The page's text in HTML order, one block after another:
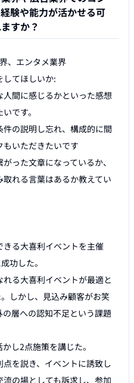
験や能力が活かせる可
すか？
、エンタメ業界
してほしいか:
間に感じるかといった感想
です。
件の説明し忘れ、構成的に間
いただきたいです
った文章になっているか、
れる言葉はあるか教えてい
る大喜利イベントを主催
功した。
る大喜利イベントが最適と
しかし、見込み顧客がお笑
層への認知不足という課題
し2点施策を講じた。
を説き、イベントに誘致し
の場としても訴求し、参加